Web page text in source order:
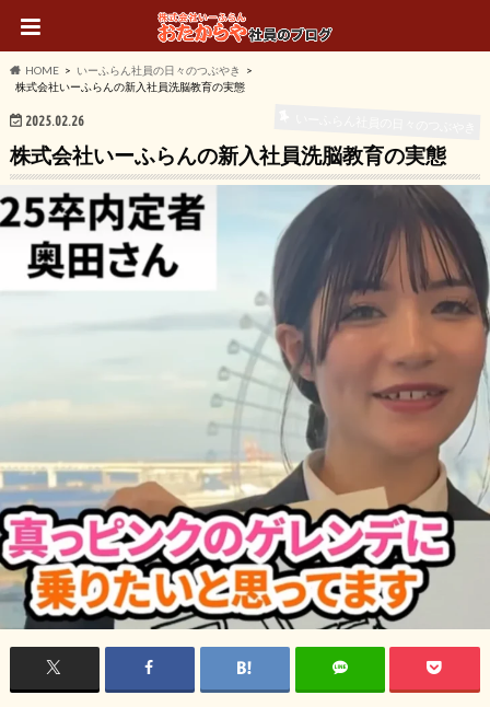
HOME
いーふらん社員の日々のつぶやき
株式会社いーふらんの新入社員洗脳教育の実態
2025.02.26
株式会社いーふらんの新入社員洗脳教育の実態